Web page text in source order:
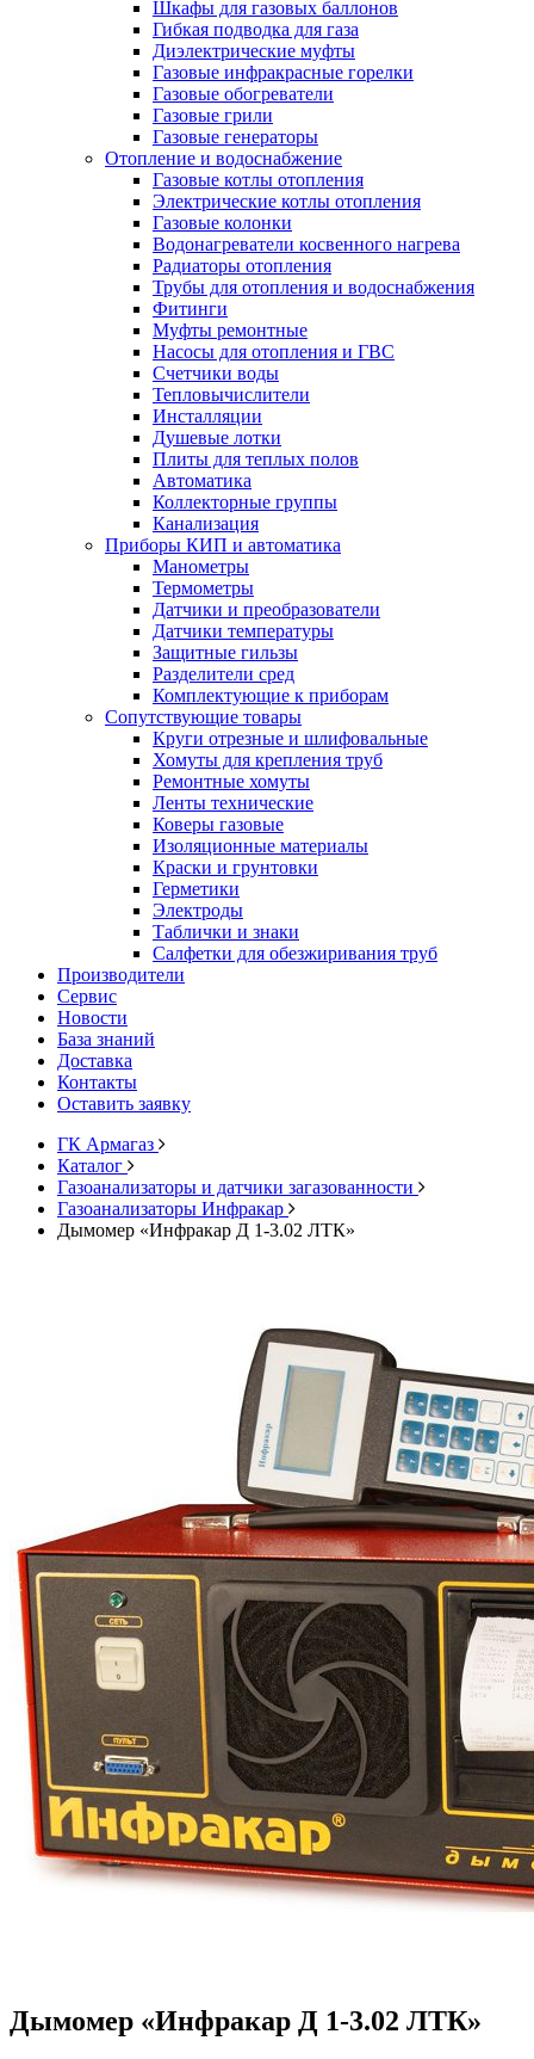
Шкафы для газовых баллонов
Гибкая подводка для газа
Диэлектрические муфты
Газовые инфракрасные горелки
Газовые обогреватели
Газовые грили
Газовые генераторы
Отопление и водоснабжение
Газовые котлы отопления
Электрические котлы отопления
Газовые колонки
Водонагреватели косвенного нагрева
Радиаторы отопления
Трубы для отопления и водоснабжения
Фитинги
Муфты ремонтные
Насосы для отопления и ГВС
Счетчики воды
Тепловычислители
Инсталляции
Душевые лотки
Плиты для теплых полов
Автоматика
Коллекторные группы
Канализация
Приборы КИП и автоматика
Манометры
Термометры
Датчики и преобразователи
Датчики температуры
Защитные гильзы
Разделители сред
Комплектующие к приборам
Сопутствующие товары
Круги отрезные и шлифовальные
Хомуты для крепления труб
Ремонтные хомуты
Ленты технические
Коверы газовые
Изоляционные материалы
Краски и грунтовки
Герметики
Электроды
Таблички и знаки
Салфетки для обезжиривания труб
Производители
Сервис
Новости
База знаний
Доставка
Контакты
Оставить заявку
ГК Армагаз
Каталог
Газоанализаторы и датчики загазованности
Газоанализаторы Инфракар
Дымомер «Инфракар Д 1-3.02 ЛТК»
Дымомер «Инфракар Д 1-3.02 ЛТК»